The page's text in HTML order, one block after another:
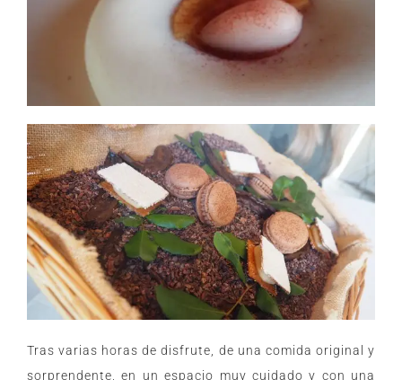
Tras varias horas de disfrute, de una comida original y
sorprendente, en un espacio muy cuidado y con una